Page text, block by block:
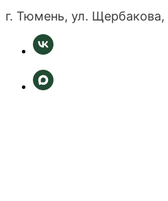
г. Тюмень, ул. Щербакова,